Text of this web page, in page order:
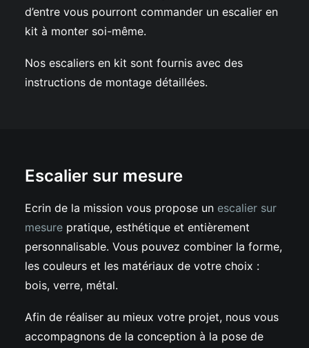
d’entre vous pourront commander un escalier en
kit à monter soi-même.
Nos escaliers en kit sont fournis avec des
instructions de montage détaillées.
Escalier sur mesure
Ecrin de la mission vous propose un escalier sur
mesure pratique, esthétique et entièrement
personnalisable. Vous pouvez combiner la forme,
les couleurs et les matériaux de votre choix :
bois, verre, métal.
Afin de réaliser au mieux votre projet, nous vous
accompagnons de la conception à la pose de